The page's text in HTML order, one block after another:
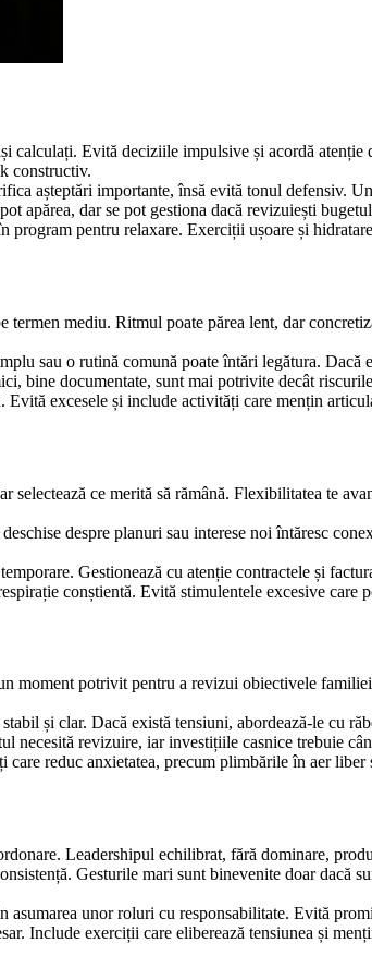
calculați. Evită deciziile impulsive și acordă
constructiv.
așteptări importante, însă evită tonul defensiv.
apărea, dar se pot gestiona dacă revizuiești
program pentru relaxare. Exerciții ușoare și
termen mediu. Ritmul poate părea lent, dar
sau o rutină comună poate întări legătura. Dacă
bine documentate, sunt mai potrivite decât
excesele și include activități care mențin
ce merită să rămână. Flexibilitatea te
despre planuri sau interese noi întăresc
Gestionează cu atenție contractele și
conștientă. Evită stimulentele excesive care
moment potrivit pentru a revizui obiectivele
și clar. Dacă există tensiuni, abordează-le cu
necesită revizuire, iar investițiile casnice trebuie
reduc anxietatea, precum plimbările în aer
Leadershipul echilibrat, fără dominare,
Gesturile mari sunt binevenite doar dacă
unor roluri cu responsabilitate. Evită
Include exerciții care eliberează tensiunea și